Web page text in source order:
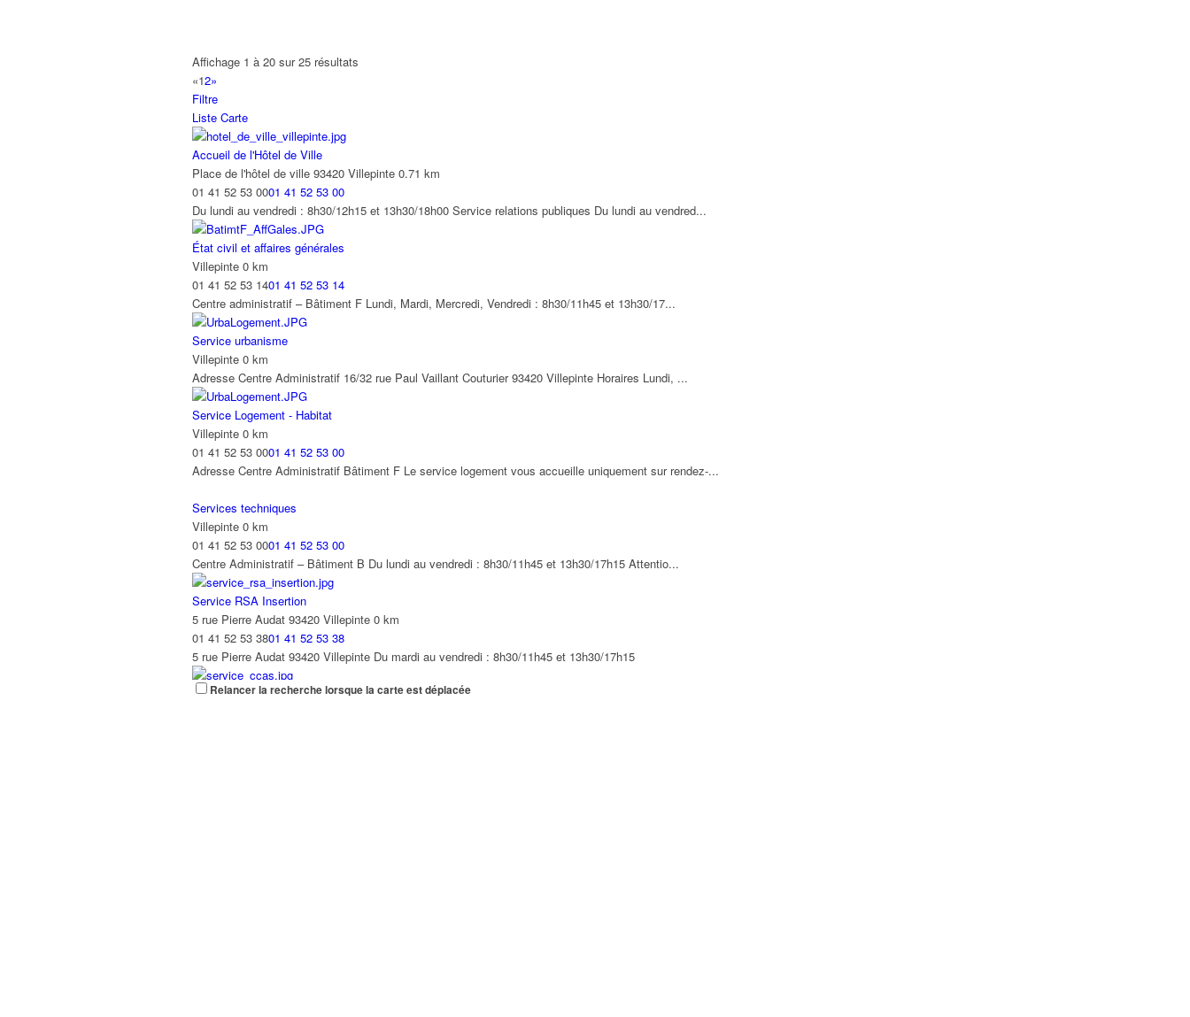
Mission Dépendance Handicap / Maison Municipale du Handicap
93420 Villepinte
MAISON MUNICIPALE DU HANDICAP 29 rue Daguerre 93420 Villepinte La Maison municipale du handicap a...
Point d'accès au Droit (PAD)
15 avenue Auguste Blanqui, Villepinte
01 48 61 86 3001 48 61 86 30
Au Point Accès au Droit (PA.D.), les permanences sont assurées depuis le lundi 20 décembre au Cen...
Police municipale
rue Clarissa jean-Philippe 93420 Villepinte
01 41 52 10 2001 41 52 10 20
Du lundi au vendredi : 8h30/12h et 13h30/17h Fermé le samedi Horaires d’intervention des agents s...
Service des affaires scolaires - Guichet unique enfance - Education
16-32, avenue Paul Vaillant-Couturier, 9320 Villepinte
01 78 78 34 33
01 78 78 34 33
Pendant la période estivale, le service Guichet Unique (Centre Administratif – Bâtiment A) ...
Service des Personnes à Mobilité Réduite (PMR)
Villepinte
01 41 52 53 06
01 41 52 53 06
Centre administratif – Bâtiment D Du lundi au vendredi : 8h30/11h45 et 13h30/17h15
Service des sports
Rue Pierre Audat, Villepinte
01 43 84 84 51 01 43 84 84 51
Lundi au vendredi : 8h30/12h et 13h30/17h15 Ouverture les deux samedis avant chaque vacances sco...
Service Jeunesse
8 allée des écureuils, 93420 Villepinte
01 41 52 53 10
01 41 52 53 10
Service Jeunesse Du lundi au vendredi : 8h30/11h45 et 13h30/17h15
Affichage 1 à 20 sur 25 résultats
«12»
Filtre
Liste Carte
Accueil de l'Hôtel de Ville
Place de l'hôtel de ville 93420 Villepinte 0.71 km
01 41 52 53 0001 41 52 53 00
Du lundi au vendredi : 8h30/12h15 et 13h30/18h00 Service relations publiques Du lundi au vendred...
État civil et affaires générales
Villepinte 0 km
01 41 52 53 1401 41 52 53 14
Centre administratif – Bâtiment F Lundi, Mardi, Mercredi, Vendredi : 8h30/11h45 et 13h30/17...
Service urbanisme
Villepinte 0 km
Adresse Centre Administratif 16/32 rue Paul Vaillant Couturier 93420 Villepinte Horaires Lundi, ...
Service Logement - Habitat
Villepinte 0 km
01 41 52 53 0001 41 52 53 00
Adresse Centre Administratif Bâtiment F Le service logement vous accueille uniquement sur rendez-...
Services techniques
Villepinte 0 km
01 41 52 53 0001 41 52 53 00
Centre Administratif – Bâtiment B Du lundi au vendredi : 8h30/11h45 et 13h30/17h15 Attentio...
Service RSA Insertion
5 rue Pierre Audat 93420 Villepinte 0 km
01 41 52 53 3801 41 52 53 38
5 rue Pierre Audat 93420 Villepinte Du mardi au vendredi : 8h30/11h45 et 13h30/17h15
Centre Communal d'Action Sociale (CCAS)
Relancer la recherche lorsque la carte est déplacée